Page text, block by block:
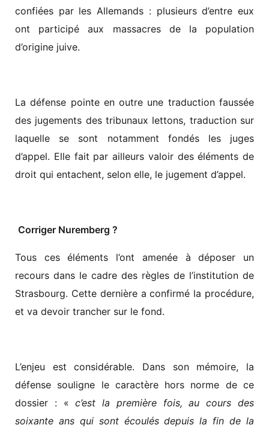
confiées par les Allemands : plusieurs d’entre eux
ont participé aux massacres de la population
d’origine juive.
La défense pointe en outre une traduction faussée
des jugements des tribunaux lettons, traduction sur
laquelle se sont notamment fondés les juges
d’appel. Elle fait par ailleurs valoir des éléments de
droit qui entachent, selon elle, le jugement d’appel.
Corriger Nuremberg ?
Tous ces éléments l’ont amenée à déposer un
recours dans le cadre des règles de l’institution de
Strasbourg. Cette dernière a confirmé la procédure,
et va devoir trancher sur le fond.
L’enjeu est considérable. Dans son mémoire, la
défense souligne le caractère hors norme de ce
dossier : «c’est la première fois, au cours des
soixante ans qui sont écoulés depuis la fin de la